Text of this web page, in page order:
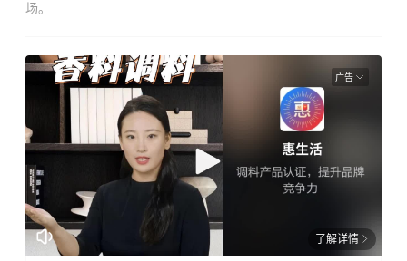
场。
广告
了解详情